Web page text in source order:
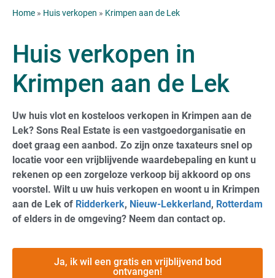
Home » Huis verkopen » Krimpen aan de Lek
Huis verkopen in
Krimpen aan de Lek
Uw huis vlot en kosteloos verkopen in Krimpen aan de
Lek? Sons Real Estate is een vastgoedorganisatie en
doet graag een aanbod. Zo zijn onze taxateurs snel op
locatie voor een vrijblijvende waardebepaling en kunt u
rekenen op een zorgeloze verkoop bij akkoord op ons
voorstel. Wilt u uw huis verkopen en woont u in Krimpen
aan de Lek of Ridderkerk, Nieuw-Lekkerland , Rotterdam
of elders in de omgeving? Neem dan contact op.
Ja, ik wil een gratis en vrijblijvend bod
ontvangen!